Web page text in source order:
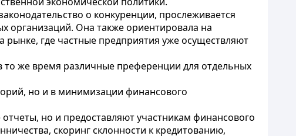
о конкуренции, прослеживается
организаций. Она также ориентировала на
где частные предприятия уже осуществляют
же время различные преференции для отдельных
но и в минимизации финансового
но и предоставляют участникам финансового
скоринг склонности к кредитованию,